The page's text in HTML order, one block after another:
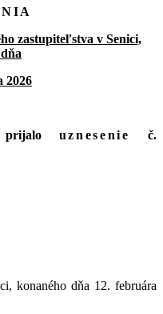
zastupiteľstva v Senici,
2026
prijalo uznesenie
č.
konaného dňa 12. februára